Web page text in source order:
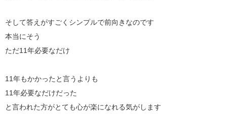
そして答えがすごくシンプルで前向きなのです
本当にそう
ただ11年必要なだけ
11年もかかったと言うよりも
11年必要なだけだった
と言われた方がとても心が楽になれる気がします